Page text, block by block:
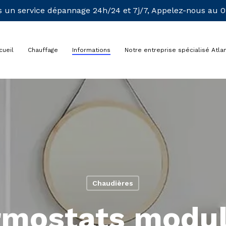
un service dépannage 24h/24 et 7j/7, Appelez-nous au
Chauffage Informations Notre entreprise spécialisé
Chaudières